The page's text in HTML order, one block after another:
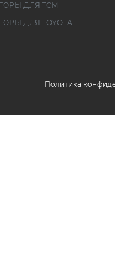
ДЛЯ TCM
ДЛЯ TOYOTA
Политика